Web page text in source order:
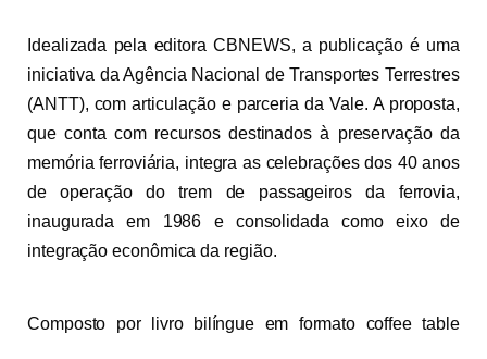
Idealizada pela editora CBNEWS, a publicação é uma
iniciativa da Agência Nacional de Transportes Terrestres
(ANTT), com articulação e parceria da Vale. A proposta,
que conta com recursos destinados à preservação da
memória ferroviária, integra as celebrações dos 40 anos
de operação do trem de passageiros da ferrovia,
inaugurada em 1986 e consolidada como eixo de
integração econômica da região.
Composto por livro bilíngue em formato coffee table